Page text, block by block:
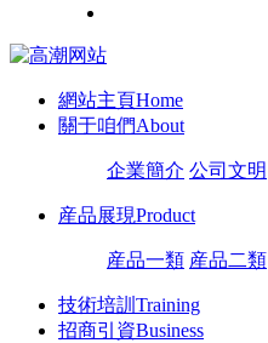
網站主頁Home
關于咱們About
企業簡介 公司文明
産品展現Product
産品一類 産品二類
技術培訓 Training
招商引資Business